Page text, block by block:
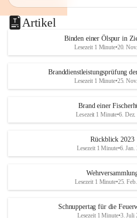
Artikel
Binden einer Ölspur in
Lesezeit 1 Minute•20.
Branddienstleistungsprüfung
Lesezeit 1 Minute•25.
Brand einer
Lesezeit 1 Minute•6. Dez.
Rückblick 2023
Lesezeit 1 Minute•6. Jan.
Lesezeit 1 Minute•25.
Schnuppertag für die
Lesezeit 1 Minute•3. Juli